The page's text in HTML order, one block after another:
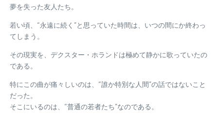
夢を失った友人たち。
若い頃、“永遠に続く”と思っていた時間は、いつの間にか終わっ
てしまう。
その現実を、デクスター・ホランドは極めて静かに歌っていたの
である。
特にこの曲が痛々しいのは、“誰か特別な人間”の話ではないこと
だった。
そこにいるのは、“普通の若者たち”なのである。